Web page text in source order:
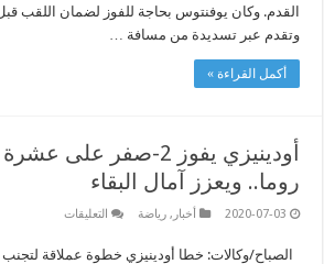
القدم. وكان يوفنتوس بحاجة للفوز لضمان اللقب
وتقدم عبر تسديدة من مسافة …
أكمل القراءة »
أودينيزي يفوز 2-صفر على
روما.. ويعزز آمال البقاء
2020-07-03 أخبار ,رياضة التعليقات
2-
الصباح/وكالات: خطا أودينيزي خطوة عملاقة